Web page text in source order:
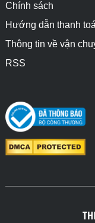
Chính sách
Hướng dẫn thanh
Thông tin về vận
RSS